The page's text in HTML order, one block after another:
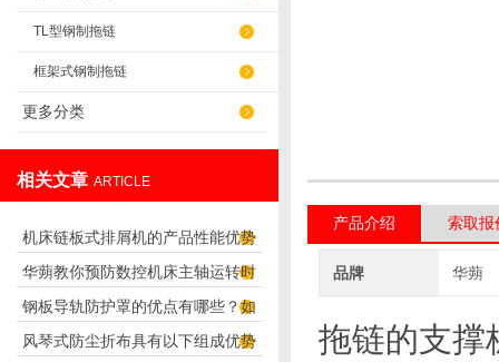
TL型钢制拖链
框架式钢制拖链
更多分类
相关文章 ARTICLE
机床链板式排屑机的产品性能优势
及用途
华蒴教你预防数控机床主轴运转时
的噪声
钢板导轨防护罩的优点有哪些？如
何安装？
风琴式防尘折布具有以下组成优势
产品介绍 索取报
品牌 华蒴
拖链的支撑